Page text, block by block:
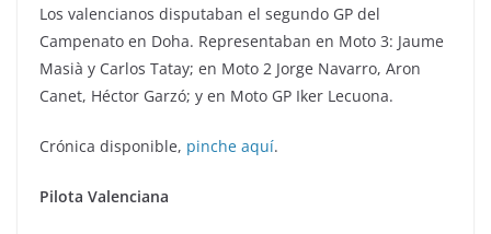
Los valencianos disputaban el segundo GP del
Campenato en Doha. Representaban en Moto 3: Jaume
Masià y Carlos Tatay; en Moto 2 Jorge Navarro, Aron
Canet, Héctor Garzó; y en Moto GP Iker Lecuona.
Crónica disponible, pinche aquí.
Pilota Valenciana